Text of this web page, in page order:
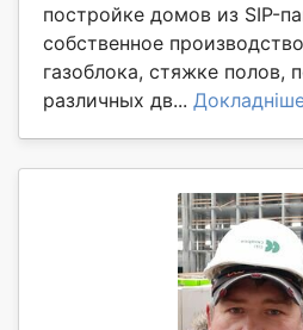
постройке домов из SIP-
собственное
газоблока, стяжке полов,
различных дв...